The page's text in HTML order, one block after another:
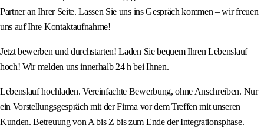
Partner an Ihrer Seite. Lassen Sie uns ins Gespräch kommen – wir freuen
uns auf Ihre Kontaktaufnahme!
Jetzt bewerben und durchstarten! Laden Sie bequem Ihren Lebenslauf
hoch! Wir melden uns innerhalb 24 h bei Ihnen.
Lebenslauf hochladen. Vereinfachte Bewerbung, ohne Anschreiben. Nur
ein Vorstellungsgespräch mit der Firma vor dem Treffen mit unseren
Kunden. Betreuung von A bis Z bis zum Ende der Integrationsphase.